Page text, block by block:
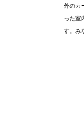
外のカ
った室
す。 み